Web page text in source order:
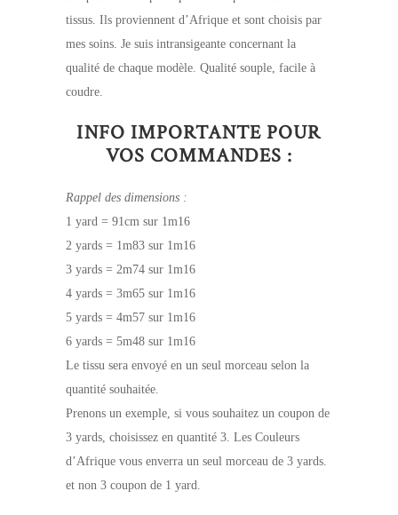
tissus. Ils proviennent d’Afrique et sont choisis par
mes soins. Je suis intransigeante concernant la
qualité de chaque modèle. Qualité souple, facile à
coudre.
INFO IMPORTANTE POUR
VOS COMMANDES :
Rappel des dimensions :
1 yard = 91cm sur 1m16
2 yards = 1m83 sur 1m16
3 yards = 2m74 sur 1m16
4 yards = 3m65 sur 1m16
5 yards = 4m57 sur 1m16
6 yards = 5m48 sur 1m16
Le tissu sera envoyé en un seul morceau selon la
quantité souhaitée.
Prenons un exemple, si vous souhaitez un coupon de
3 yards, choisissez en quantité 3. Les Couleurs
d’Afrique vous enverra un seul morceau de 3 yards.
et non 3 coupon de 1 yard.